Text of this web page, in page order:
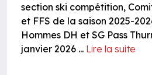
section ski compétition,
et FFS de la saison 2025-
Hommes DH et SG Pass
janvier 2026 ... Lire la suite